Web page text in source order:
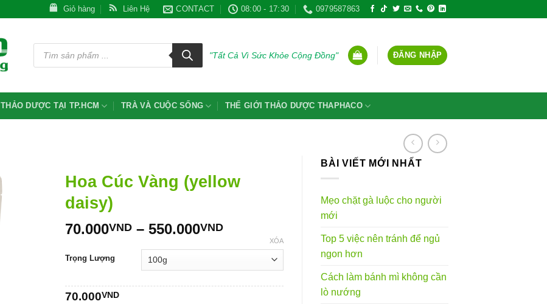
Giỏ hàng Liên Hệ CONTACT 08:00 - 17:30 0979587863
Tìm
kiếm
phẩm
"Tất Cả Vì Sức Khỏe Cộng Đồng" ĐĂNG NHẬP
THẢO DƯỢC TẠI TP.HCM TRÀ VÀ CUỘC SỐNG THẾ GIỚI THẢO DƯỢC THAPHACO
BÀI VIẾT MỚI NHẤT
Mẹo chặt gà luộc cho người
mới
Top 5 việc nên tránh để ngủ
ngon hơn
Cách làm bánh mì không cần
lò nướng
Hoa Cúc Vàng (yellow
daisy)
70.000VND – 550.000VNDKhoảng
70.000VND
đến
Trọng Lượng
XÓA
70.000VND